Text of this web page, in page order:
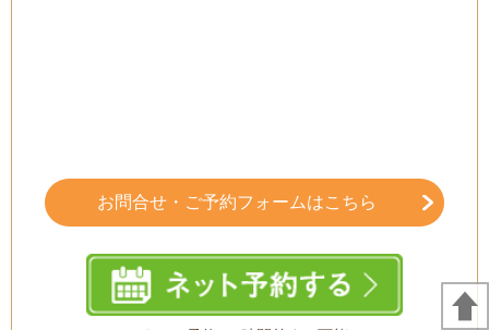
お問合せ・ご予約フォームはこちら